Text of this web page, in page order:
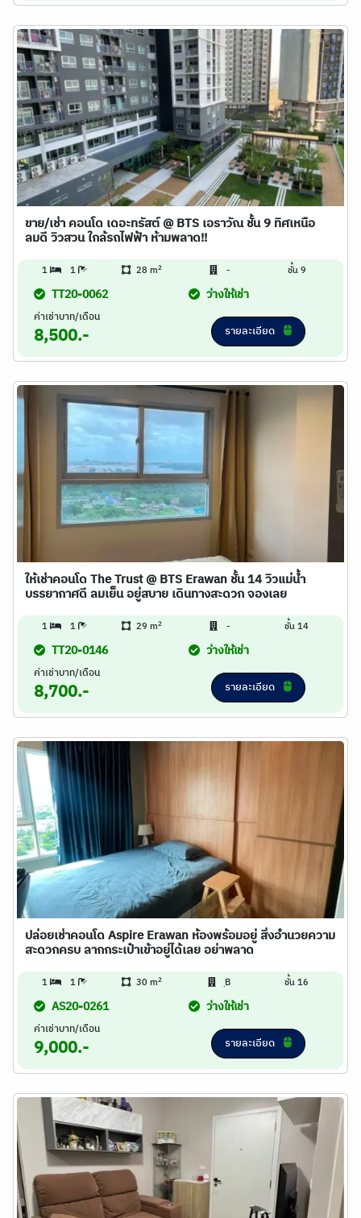
ขาย/เช่า คอนโด เดอะทรัสต์ @ BTS เอราวัณ ชั้น 9 ทิศเหนือ
ลมดี วิวสวน ใกล้รถไฟฟ้า ห้ามพลาด!!
1 1 28 m2 - ชั้น 9
TT20-0062 ว่างให้เช่า
ค่าเช่าบาท/เดือน
8,500.- รายละเอียด
ให้เช่าคอนโด The Trust @ BTS Erawan ชั้น 14 วิวแม่น้ำ
บรรยากาศดี ลมเย็น อยู่สบาย เดินทางสะดวก จองเลย
1 1 29 m2 - ชั้น 14
TT20-0146 ว่างให้เช่า
ค่าเช่าบาท/เดือน
8,700.- รายละเอียด
ปล่อยเช่าคอนโด Aspire Erawan ห้องพร้อมอยู่ สิ่งอำนวยความ
สะดวกครบ ลากกระเป๋าเข้าอยู่ได้เลย อย่าพลาด
1 1 30 m2 ฺB ชั้น 16
AS20-0261 ว่างให้เช่า
ค่าเช่าบาท/เดือน
9,000.- รายละเอียด